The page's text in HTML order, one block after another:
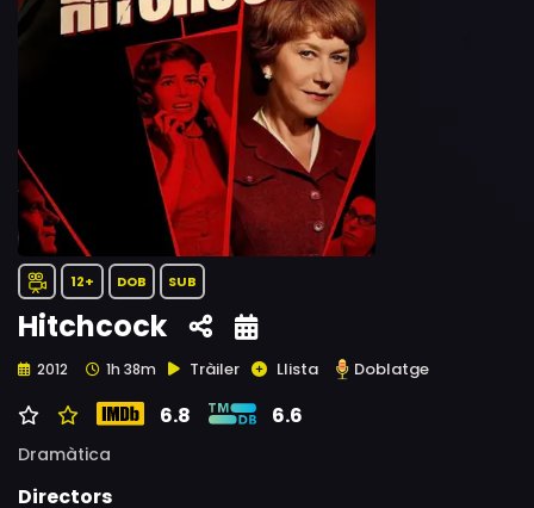
12+ DOB SUB
Hitchcock
2012 1h 38m Tràiler Llista Doblatge
6.8 6.6
Dramàtica
Directors